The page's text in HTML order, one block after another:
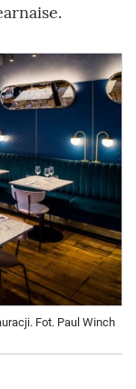
Fot. Paul Winch